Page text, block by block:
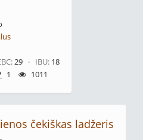
29 · IBU: 18
1 1011
čekiškas ladžeris